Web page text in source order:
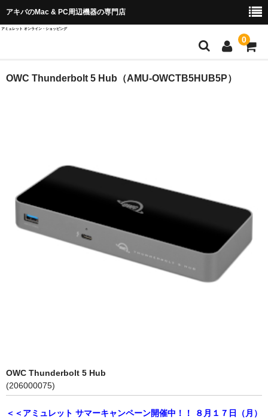
アキバのMac & PC周辺機器の専門店
アミュレット オンライン・ショッピング
0
店舗TOP
SPARKLE
QuattroPod
Cast Go
RebDrive／FireRack
OWC Thunderbolt 5 Hub（AMU-OWCTB5HUB5P）
OWC Thunderbolt 5 Hub
(206000075)
＜＜アミュレット サマーキャンペーン開催中！！ ８月１７日（月）